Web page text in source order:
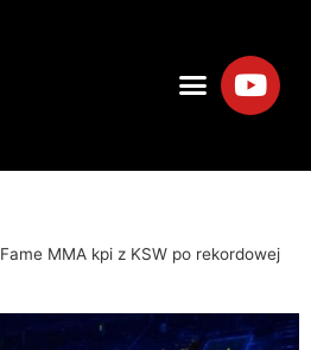
Fame MMA kpi z KSW po rekordowej